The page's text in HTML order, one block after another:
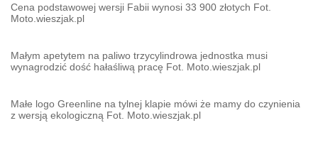
Cena podstawowej wersji Fabii wynosi 33 900 złotych Fot.
Moto.wieszjak.pl
Małym apetytem na paliwo trzycylindrowa jednostka musi
wynagrodzić dość hałaśliwą pracę Fot. Moto.wieszjak.pl
Małe logo Greenline na tylnej klapie mówi że mamy do czynienia
z wersją ekologiczną Fot. Moto.wieszjak.pl